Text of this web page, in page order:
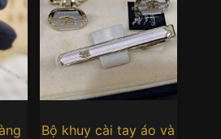
Bộ khuy cài tay áo và